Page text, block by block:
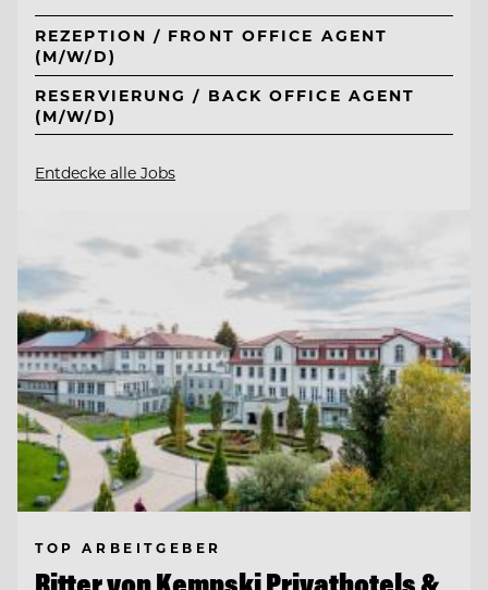
REZEPTION / FRONT OFFICE AGENT
(M/W/D)
RESERVIERUNG / BACK OFFICE AGENT
(M/W/D)
Entdecke alle Jobs
TOP ARBEITGEBER